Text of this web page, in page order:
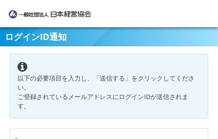
ログインID通知
以下の必要項目を入力し、「送信する」をクリックしてくださ
い。
ご登録されているメールアドレスにログインIDが送信されま
す。